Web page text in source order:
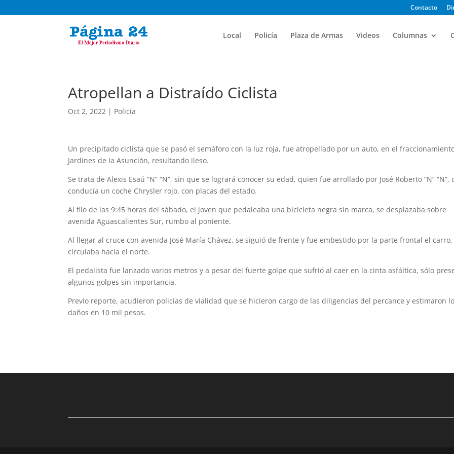
Contacto
Local Policía Plaza de Armas Videos Columnas
Atropellan a Distraído Ciclista
Oct 2, 2022 | Policía
Un precipitado ciclista que se pasó el se­máforo con la luz roja, fue atropellado por un auto, en el
Jardines de la Asunción, resultando ileso.
Se trata de Alexis Esaú “N” “N”, sin que se logrará conocer su edad, quien fue arrollado por José Roberto “N” “N”,
conducía un coche Chrysler rojo, con placas del estado.
Al filo de las 9:45 horas del sábado, el joven que pedaleaba una bicicleta negra sin marca, se desplazaba sobre
avenida Aguas­calientes Sur, rumbo al poniente.
Al llegar al cruce con avenida José María Chávez, se siguió de frente y fue embestido por la parte frontal el
circulaba hacia el norte.
El pedalista fue lanzado varios metros y a pesar del fuerte golpe que sufrió al caer en la cinta asfáltica, sólo
algunos golpes sin importancia.
Previo reporte, acudieron policías de viali­dad que se hicieron cargo de las diligencias del percance y estimaron
daños en 10 mil pesos.